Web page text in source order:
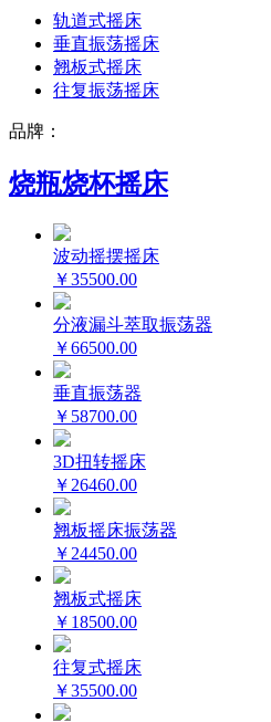
轨道式摇床
垂直振荡摇床
翘板式摇床
往复振荡摇床
品牌：
烧瓶烧杯摇床
波动摇摆摇床
￥35500.00
分液漏斗萃取振荡器
￥66500.00
垂直振荡器
￥58700.00
3D扭转摇床
￥26460.00
翘板摇床振荡器
￥24450.00
翘板式摇床
￥18500.00
往复式摇床
￥35500.00